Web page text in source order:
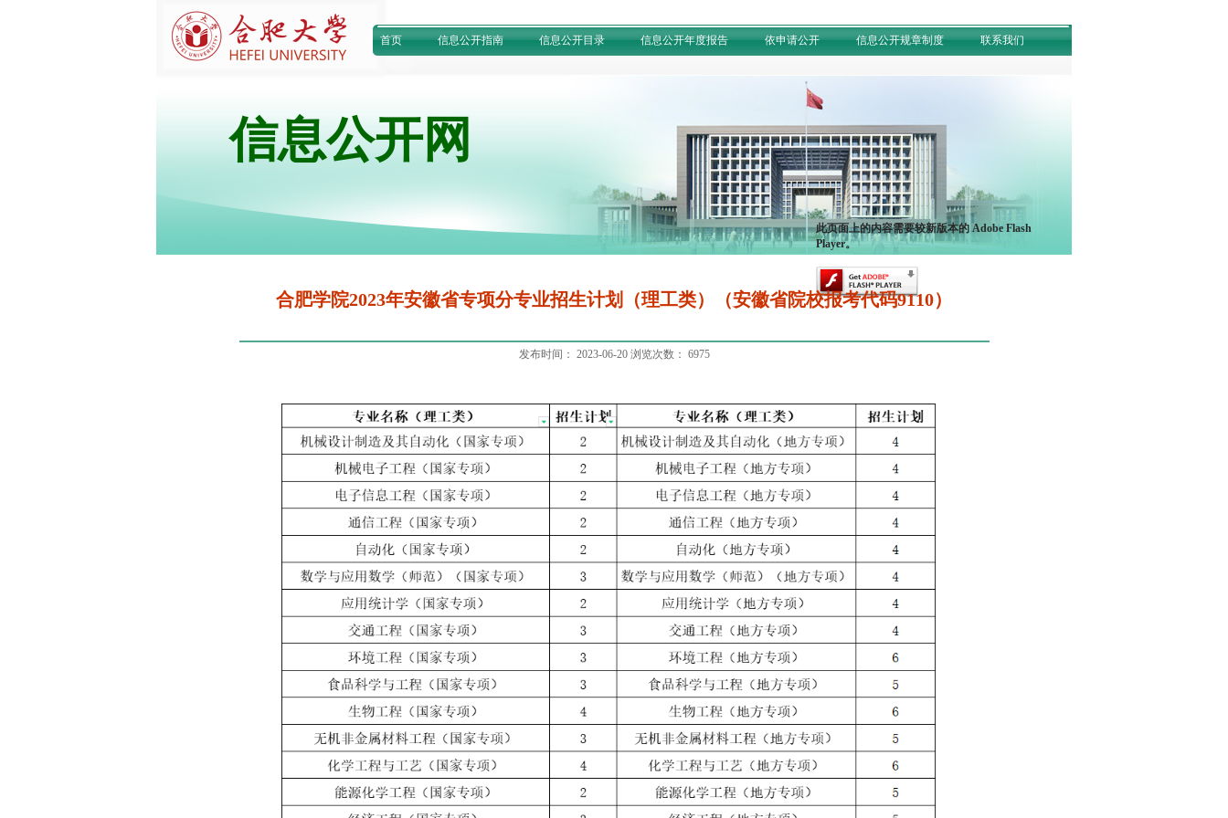
首页 信息公开指南 信息公开目录 信息公开年度报告 依申请公开 信息公开规章制度 联系我们
信息公开网
此页面上的内容需要较新版本的 Adobe Flash
Player。
合肥学院2023年安徽省专项分专业招生计划（理工类）（安徽省院校报考代码9110）
发布时间： 2023-06-20 浏览次数： 6975